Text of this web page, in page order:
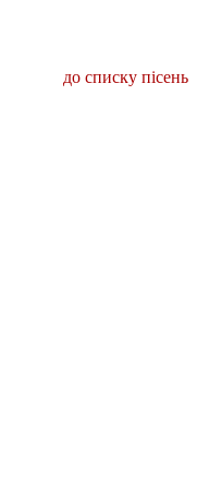
до списку пісень